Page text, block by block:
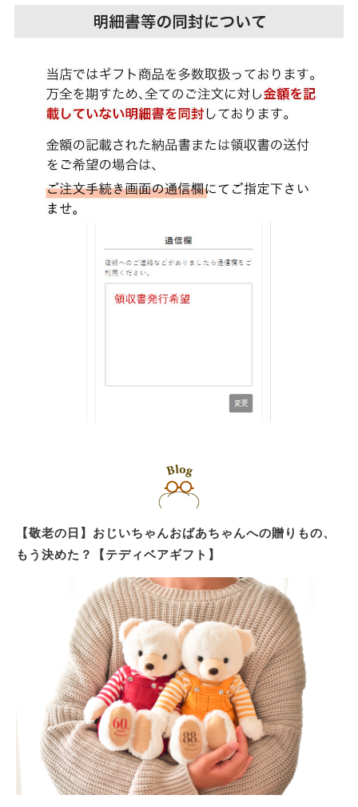
【敬老の日】おじいちゃんおばあちゃんへの贈りもの、
もう決めた？【テディベアギフト】